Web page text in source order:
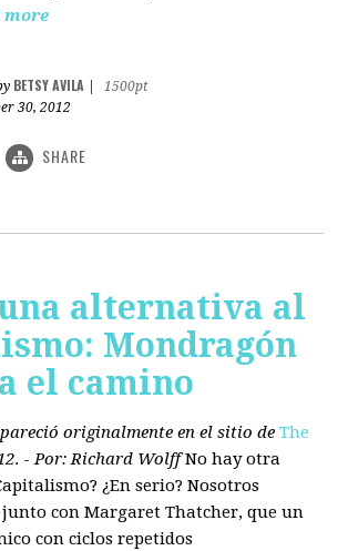
more
BETSY AVILA
1500pt
30, 2012
SHARE
alternativa al
Mondragón
el camino
originalmente en el sitio deThe
. - Por: Richard Wolff No hay otra
¿En serio? Nosotros
junto con Margaret Thatcher, que un
con ciclos repetidos